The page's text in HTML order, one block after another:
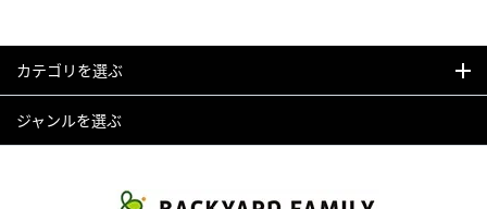
カテゴリを選ぶ
ジャンルを選ぶ